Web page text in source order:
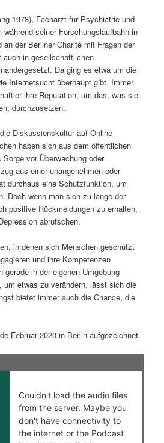
1978), Facharzt für Psychiatrie und
seiner Forschungslaufbahn in
an der Berliner Charité mit Fragen der
in gesellschaftlichen
Da ging es etwa um die
Internetsucht überhaupt gibt. Immer
ihre Reputation, um das, was sie
durchzusetzen.
Diskussionskultur auf Online-
haben sich aus dem öffentlichen
vor Überwachung oder
aus einer unangenehmen oder
durchaus eine Schutzfunktion, um
Doch wenn man sich zu lange der
positive Rückmeldungen zu erhalten,
abrutschen.
in denen sich Menschen geschützt
und ihre Kompetenzen
gerade in der eigenen Umgebung
um etwas zu verändern, lässt sich die
bietet immer auch die Chance, die
Februar 2020 in Berlin aufgezeichnet.